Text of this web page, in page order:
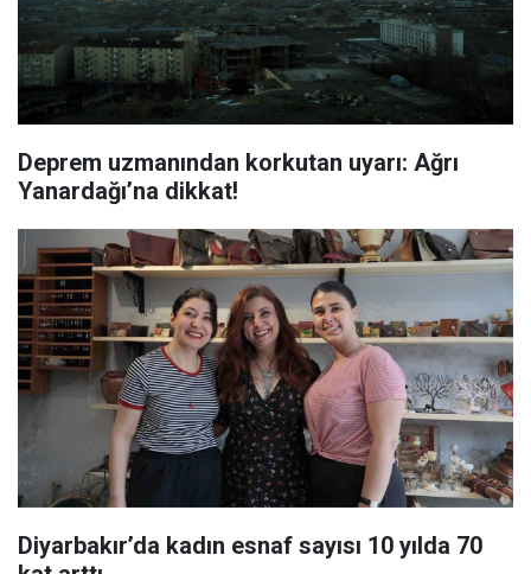
Deprem uzmanından korkutan uyarı: Ağrı
Yanardağı’na dikkat!
Diyarbakır’da kadın esnaf sayısı 10 yılda 70